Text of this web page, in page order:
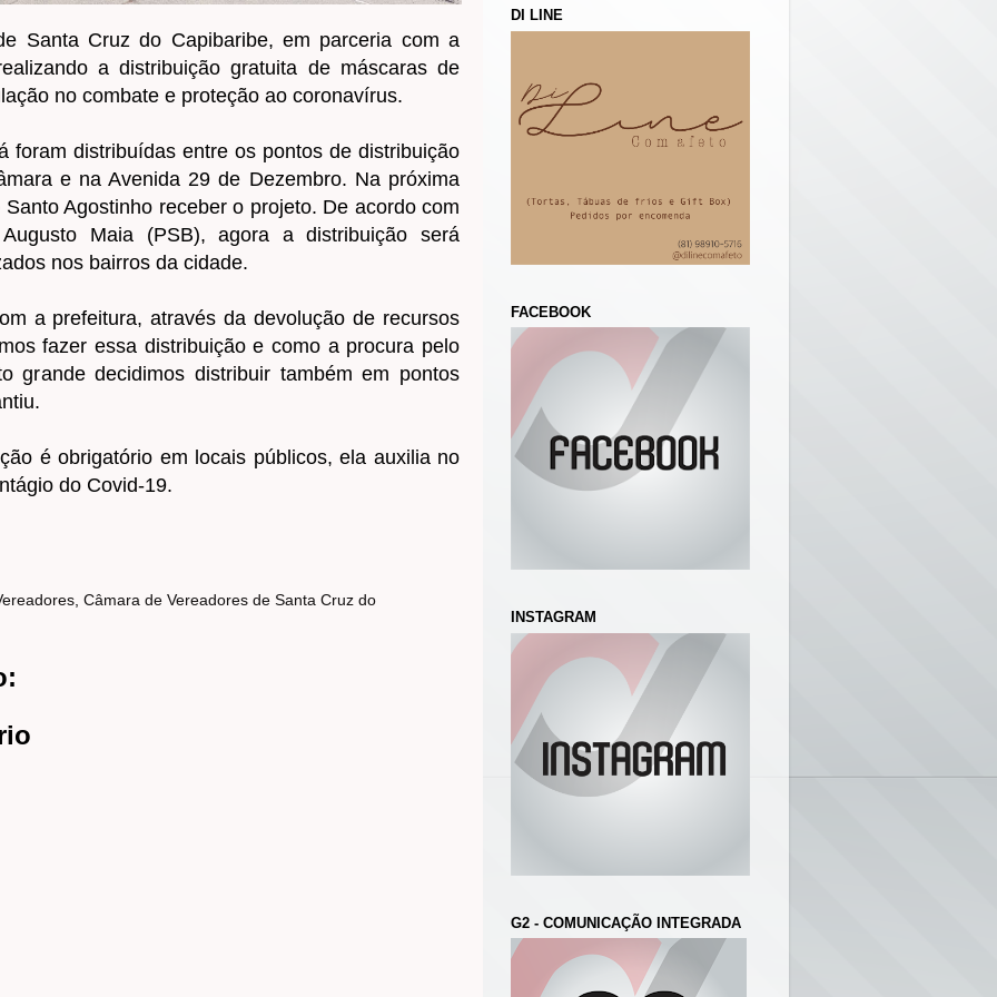
Santa Cruz do Capibaribe, em parceria com a
a distribuição gratuita de máscaras de
no combate e proteção ao coronavírus.
foram distribuídas entre os pontos de distribuição
e na Avenida 29 de Dezembro. Na próxima
Agostinho receber o projeto. De acordo com
Maia (PSB), agora a distribuição será
nos bairros da cidade.
a prefeitura, através da devolução de recursos
fazer essa distribuição e como a procura pelo
grande decidimos distribuir também em pontos
é obrigatório em locais públicos, ela auxilia no
do Covid-19.
Câmara de Vereadores de Santa Cruz do
DI LINE
FACEBOOK
INSTAGRAM
G2 - COMUNICAÇÃO INTEGRADA